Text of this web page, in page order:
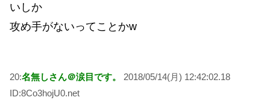
いしか
攻め手がないってことかw
20:名無しさん＠涙目です。
2018/05/14(月) 12:42:02.18
ID:8Co3hojU0.net